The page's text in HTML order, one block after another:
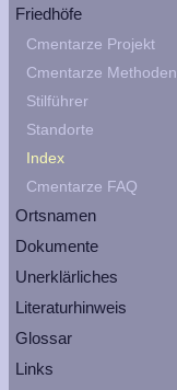
Friedhöfe
Cmentarze Projekt
Cmentarze Methoden
Stilführer
Standorte
Index
Cmentarze FAQ
Ortsnamen
Dokumente
Unerklärliches
Literaturhinweis
Glossar
Links